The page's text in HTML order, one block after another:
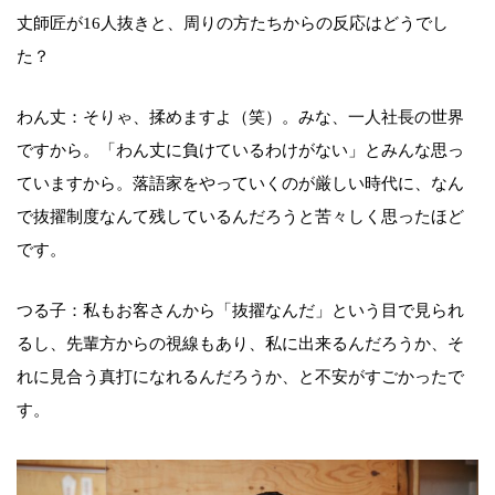
丈師匠が16人抜きと、周りの方たちからの反応はどうでし
た？
わん丈：そりゃ、揉めますよ（笑）。みな、一人社長の世界
ですから。「わん丈に負けているわけがない」とみんな思っ
ていますから。落語家をやっていくのが厳しい時代に、なん
で抜擢制度なんて残しているんだろうと苦々しく思ったほど
です。
つる子：私もお客さんから「抜擢なんだ」という目で見られ
るし、先輩方からの視線もあり、私に出来るんだろうか、そ
れに見合う真打になれるんだろうか、と不安がすごかったで
す。